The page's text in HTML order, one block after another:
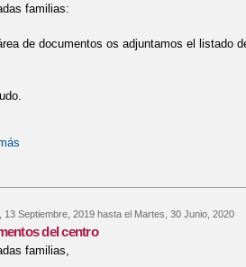
familias:
de documentos os adjuntamos el listado
13 Septiembre, 2019hasta el Martes, 30 Junio, 2020
del centro
familias,